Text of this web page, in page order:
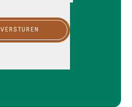
VERSTUREN